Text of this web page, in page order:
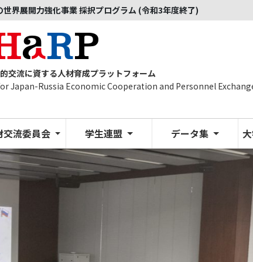
界展開力強化事業 採択プログラム (令和3年度終了)
交流に資する人材育成プラットフォーム
Japan-Russia Economic Cooperation and Personnel
交流委員会 学生連盟 データ集